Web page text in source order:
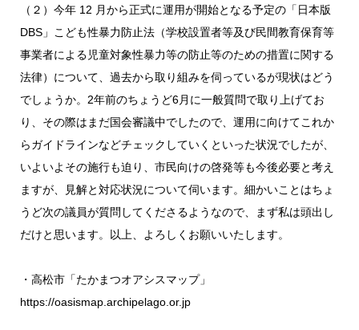
（２）今年 12 月から正式に運用が開始となる予定の「日本版
DBS」こども性暴力防止法（学校設置者等及び民間教育保育等
事業者による児童対象性暴力等の防止等のための措置に関する
法律）について、過去から取り組みを伺っているが現状はどう
でしょうか。2年前のちょうど6月に一般質問で取り上げてお
り、その際はまだ国会審議中でしたので、運用に向けてこれか
らガイドラインなどチェックしていくといった状況でしたが、
いよいよその施行も迫り、市民向けの啓発等も今後必要と考え
ますが、見解と対応状況について伺います。細かいことはちょ
うど次の議員が質問してくださるようなので、まず私は頭出し
だけと思います。以上、よろしくお願いいたします。
・高松市「たかまつオアシスマップ」
https://oasismap.archipelago.or.jp